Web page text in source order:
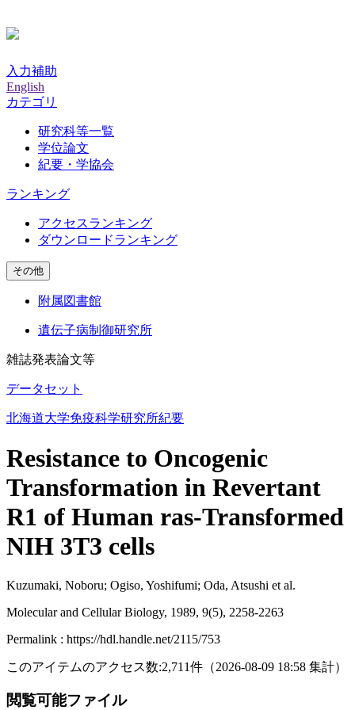
入力補助
English
カテゴリ
研究科等一覧
学位論文
紀要・学協会
ランキング
アクセスランキング
ダウンロードランキング
その他
附属図書館
遺伝子病制御研究所
雑誌発表論文等
データセット
北海道大学免疫科学研究所紀要
Resistance to Oncogenic
Transformation in Revertant
R1 of Human ras-Transformed
NIH 3T3 cells
Kuzumaki, Noboru; Ogiso, Yoshifumi; Oda, Atsushi et al.
Molecular and Cellular Biology, 1989, 9(5), 2258-2263
Permalink : https://hdl.handle.net/2115/753
このアイテムのアクセス数:2,711件 （2026-08-09 18:58 集計）
閲覧可能ファイル